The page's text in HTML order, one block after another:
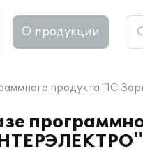
О продукции
продукта